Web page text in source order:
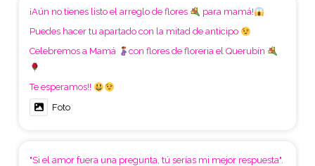
¡Aún no tienes listo el arreglo de flores
para mamá!
Puedes hacer tu apartado con la mitad de anticipo
Celebremos a Mamá
con flores de floreria el Querubín
Te esperamos!!
Foto
"Si el amor fuera una pregunta, tú serías mi mejor respuesta".